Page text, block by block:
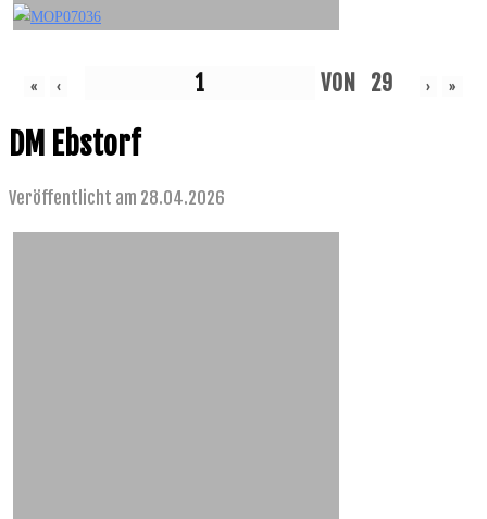
« ‹ VON 29 › »
DM Ebstorf
Veröffentlicht am 28.04.2026